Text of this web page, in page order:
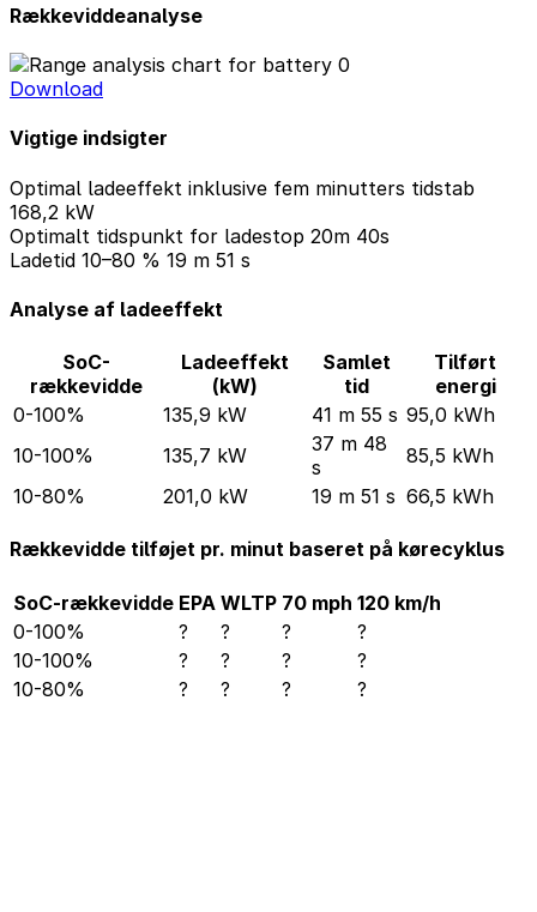
Rækkeviddeanalyse
Download
Vigtige indsigter
Optimal ladeeffekt inklusive fem minutters tidstab
168,2 kW
Optimalt tidspunkt for ladestop 20m 40s
Ladetid 10–80 % 19 m 51 s
Analyse af ladeeffekt
SoC-
rækkevidde
Ladeeffekt
(kW)
Samlet
tid
Tilført
energi
0-100%
135,9 kW 41 m 55 s 95,0 kWh
10-100%
135,7 kW
37 m 48
s
85,5 kWh
10-80%
201,0 kW 19 m 51 s 66,5 kWh
Rækkevidde tilføjet pr. minut baseret på kørecyklus
SoC-rækkevidde EPA WLTP 70 mph 120 km/h
0-100%
? ? ?
?
10-100%
? ? ?
?
10-80%
? ? ? ?